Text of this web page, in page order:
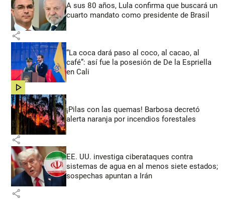
A sus 80 años, Lula confirma que buscará un
cuarto mandato como presidente de Brasil
share
“La coca dará paso al coco, al cacao, al
café”: así fue la posesión de De la Espriella
en Cali
share
¡Pilas con las quemas! Barbosa decretó
alerta naranja por incendios forestales
share
EE. UU. investiga ciberataques contra
sistemas de agua en al menos siete estados;
sospechas apuntan a Irán
share